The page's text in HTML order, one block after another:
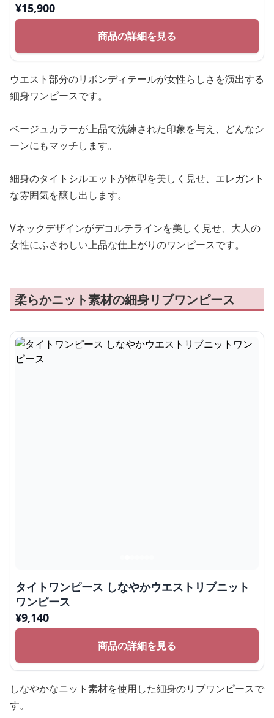
¥15,900
商品の詳細を見る
ウエスト部分のリボンディテールが女性らしさを演出する
細身ワンピースです。
ベージュカラーが上品で洗練された印象を与え、どんなシ
ーンにもマッチします。
細身のタイトシルエットが体型を美しく見せ、エレガント
な雰囲気を醸し出します。
Vネックデザインがデコルテラインを美しく見せ、大人の
女性にふさわしい上品な仕上がりのワンピースです。
柔らかニット素材の細身リブワンピース
タイトワンピース しなやかウエストリブニット
ワンピース
¥9,140
商品の詳細を見る
しなやかなニット素材を使用した細身のリブワンピースで
す。